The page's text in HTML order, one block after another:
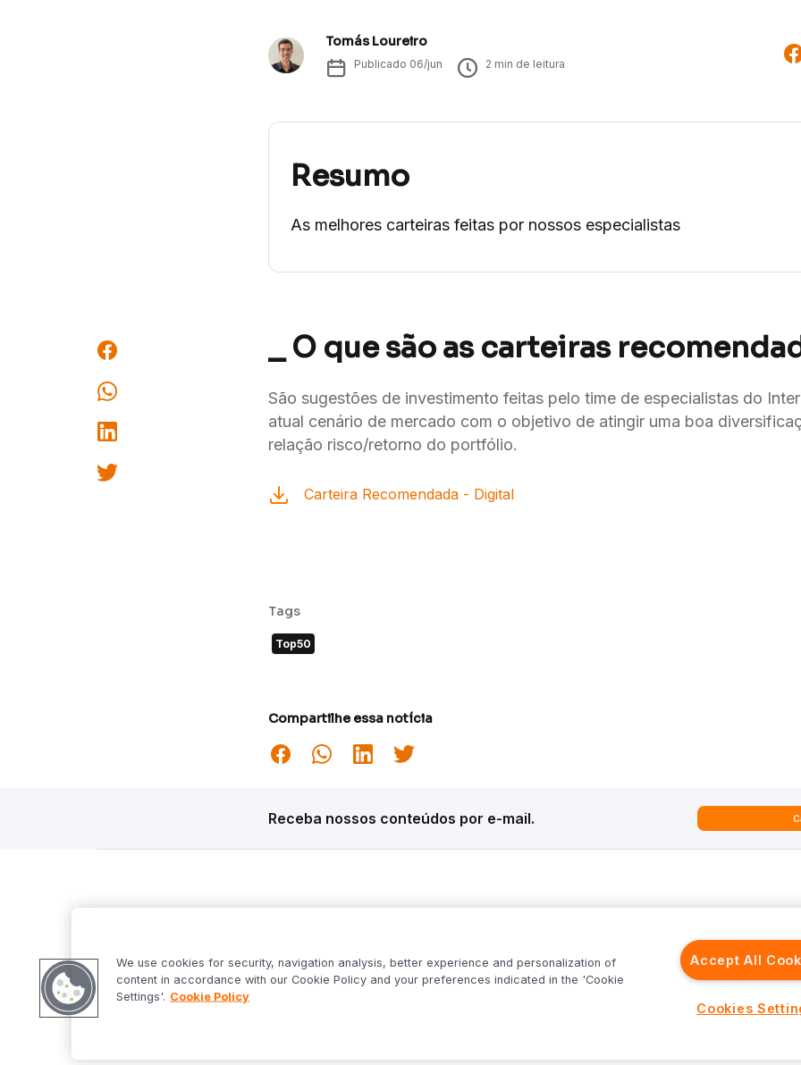
Tomás Loureiro
Publicado 06/jun 2 min de leitura
Resumo
As melhores carteiras feitas por nossos especialistas
_ O que são as carteiras
São sugestões de investimento feitas pelo time de especialistas do
atual cenário de mercado com o objetivo de atingir uma boa
relação risco/retorno do portfólio.
Carteira Recomendada - Digital
Tags
Top50
Compartilhe essa notícia
Receba nossos conteúdos por e-mail.
Inter Forecast
Criptoworld
Renda Variável
Renda Fixa
Inter Strategy
Inter News RV
Inter News RF
Top Funds
We use cookies for security, navigation analysis, better experience and personalization of
content in accordance with our Cookie Policy and your preferences indicated in the 'Cookie
Settings'. Cookie Policy
Accept All
Cookies